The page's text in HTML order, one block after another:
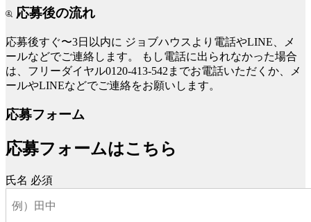
応募後の流れ
応募後すぐ〜3日以内に ジョブハウスより電話やLINE、メ
ールなどでご連絡します。
もし電話に出られなかった場合
は、フリーダイヤル0120-413-542までお電話いただくか、メ
ールやLINEなどでご連絡をお願いします。
応募フォーム
応募フォームはこちら
氏名 必須